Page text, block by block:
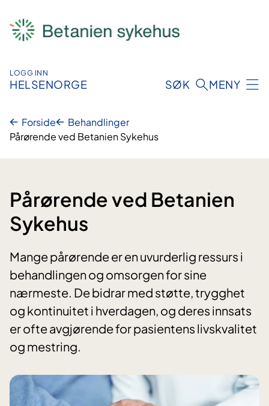
innhold
LOGG INN
HELSENORGE SØK MENY
Forside
Behandlinger
Pårørende ved Betanien Sykehus
Pårørende ved Betanien
Sykehus
Mange pårørende er en uvurderlig ressurs i
behandlingen og omsorgen for sine
nærmeste. De bidrar med støtte, trygghet
og kontinuitet i hverdagen, og deres innsats
er ofte avgjørende for pasientens livskvalitet
og mestring.